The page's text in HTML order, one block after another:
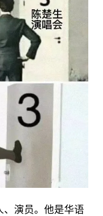
、演员。他是华语